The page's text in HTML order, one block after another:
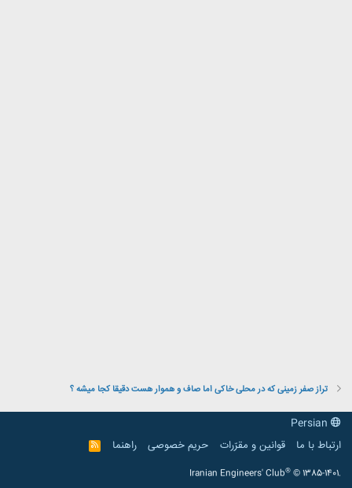
تراز صفر زمینی که در محلی خاکی اما صاف و هموار هست دقیقا کجا میشه ؟
ارتباط با ما
قوانین و مقرّرات حریم خصوصی راهنما
R
S
Iranian Engineers' Club® © 1385-1401.